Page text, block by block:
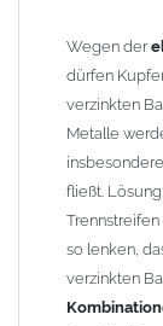
Wegen der
dürfen
verzinkten
Metalle
fließt.
so lenken,
verzinkten